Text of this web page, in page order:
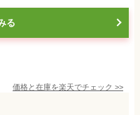
る
価格と在庫を楽天でチェック >>